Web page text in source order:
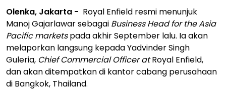
Olenka, Jakarta - Royal Enfield resmi menunjuk
Manoj Gajarlawar sebagai Business Head for the Asia
Pacific marketspada akhir September lalu. Ia akan
melaporkan langsung kepada Yadvinder Singh
Guleria, Chief Commercial Officer atRoyal Enfield,
dan akan ditempatkan di kantor cabang perusahaan
di Bangkok, Thailand.